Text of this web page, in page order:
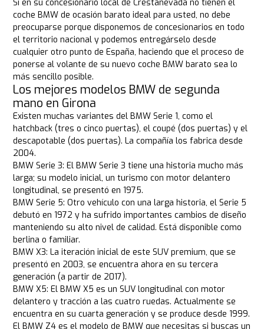
Si en su concesionario local de Crestanevada no tienen el
coche BMW de ocasión barato ideal para usted, no debe
preocuparse porque disponemos de concesionarios en todo
el territorio nacional y podemos entregárselo desde
cualquier otro punto de España, haciendo que el proceso de
ponerse al volante de su nuevo coche BMW barato sea lo
más sencillo posible.
Los mejores modelos BMW de segunda
mano en Girona
Existen muchas variantes del BMW Serie 1, como el
hatchback (tres o cinco puertas), el coupé (dos puertas) y el
descapotable (dos puertas). La compañía los fabrica desde
2004.
BMW Serie 3: El BMW Serie 3 tiene una historia mucho más
larga; su modelo inicial, un turismo con motor delantero
longitudinal, se presentó en 1975.
BMW Serie 5: Otro vehículo con una larga historia, el Serie 5
debutó en 1972 y ha sufrido importantes cambios de diseño
manteniendo su alto nivel de calidad. Está disponible como
berlina o familiar.
BMW X3: La iteración inicial de este SUV premium, que se
presentó en 2003, se encuentra ahora en su tercera
generación (a partir de 2017).
BMW X5: El BMW X5 es un SUV longitudinal con motor
delantero y tracción a las cuatro ruedas. Actualmente se
encuentra en su cuarta generación y se produce desde 1999.
El BMW Z4 es el modelo de BMW que necesitas si buscas un